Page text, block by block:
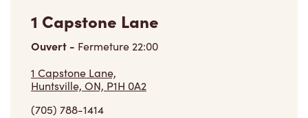
1 Capstone Lane
Ouvert - Fermeture22:00
1 Capstone Lane,
Huntsville, ON, P1H 0A2
(705) 788-1414